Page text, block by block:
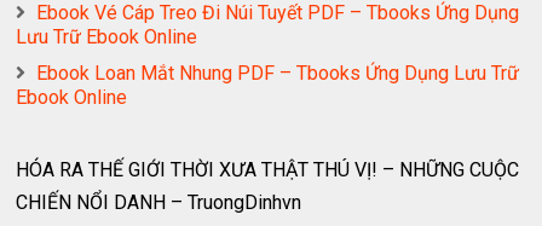
Ebook Vé Cáp Treo Đi Núi Tuyết PDF – Tbooks Ứng Dụng
Lưu Trữ Ebook Online
Ebook Loan Mắt Nhung PDF – Tbooks Ứng Dụng Lưu Trữ
Ebook Online
HÓA RA THẾ GIỚI THỜI XƯA THẬT THÚ VỊ! – NHỮNG CUỘC
CHIẾN NỔI DANH – TruongDinhvn